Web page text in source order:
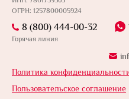
ОГРН: 1257800005924
Политика
Пользовательское соглашение
8 (800) 444-00-32
Горячая линия